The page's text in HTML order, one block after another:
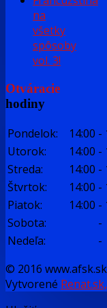
na
všetky
spôsoby
vol. 3!
Otváracie
hodiny
Pondelok: 14:00 -
Utorok:
14:00 -
Streda:
14:00 -
Štvrtok:
14:00 -
Piatok:
14:00 -
Sobota:
-
Nedeľa:
-
© 2016
Vytvorené